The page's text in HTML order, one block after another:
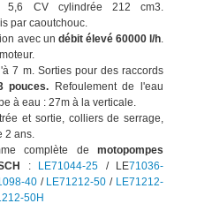
5,6 CV cylindrée 212 cm3.
par caoutchouc.
avec un débit élevé 60000 l/h.
7 m. Sorties pour des raccords
pouces.
Refoulement de l'eau
à eau : 27m à la verticale.
et sortie, colliers de serrage,
2 ans.
complète de motopompes
: LE71044-25 / LE71036-
40/ LE71212-50 / LE71212-
50H